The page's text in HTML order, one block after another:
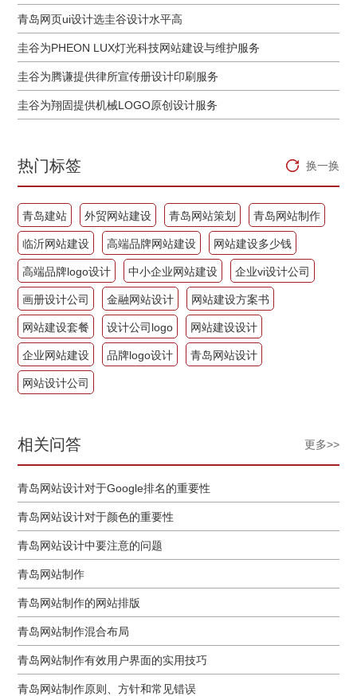
青岛网页ui设计选圭谷设计水平高
圭谷为PHEON LUX灯光科技网站建设与维护服务
圭谷为腾谦提供律所宣传册设计印刷服务
圭谷为翔固提供机械LOGO原创设计服务
热门标签 换一换
青岛建站 外贸网站建设 青岛网站策划 青岛网站制作
临沂网站建设 高端品牌网站建设 网站建设多少钱
高端品牌logo设计 中小企业网站建设 企业vi设计公司
画册设计公司 金融网站设计 网站建设方案书
网站建设套餐 设计公司logo 网站建设设计
企业网站建设 品牌logo设计 青岛网站设计
网站设计公司
相关问答 更多>>
青岛网站设计对于Google排名的重要性
青岛网站设计对于颜色的重要性
青岛网站设计中要注意的问题
青岛网站制作
青岛网站制作的网站排版
青岛网站制作混合布局
青岛网站制作有效用户界面的实用技巧
青岛网站制作原则、方针和常见错误